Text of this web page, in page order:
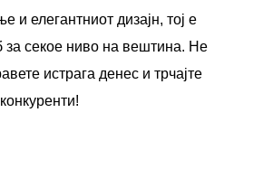
и елегантниот дизајн, тој е
за секое ниво на вештина. Не
истрага денес и трчајте